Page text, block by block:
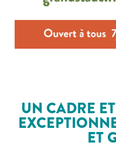
UN CADRE
ET